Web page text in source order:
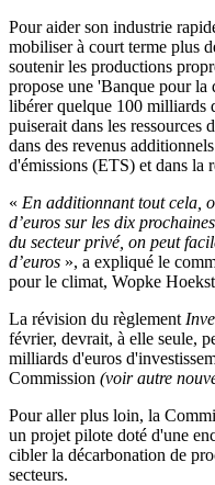
Pour aider son industrie
mobiliser à court terme plus
soutenir les productions
propose une 'Banque pour
libérer quelque 100 milliards
puiserait dans les ressources
dans des revenus
d'émissions (ETS) et dans la
« En additionnant tout cela,
d’euros sur les dix
du secteur privé, on peut
d’euros », a expliqué le
pour le climat, Wopke
La révision du règlement
février, devrait, à elle seule,
milliards d'euros
Commission (voir autre
Pour aller plus loin, la
un projet pilote doté d'une
cibler la décarbonation de
secteurs.